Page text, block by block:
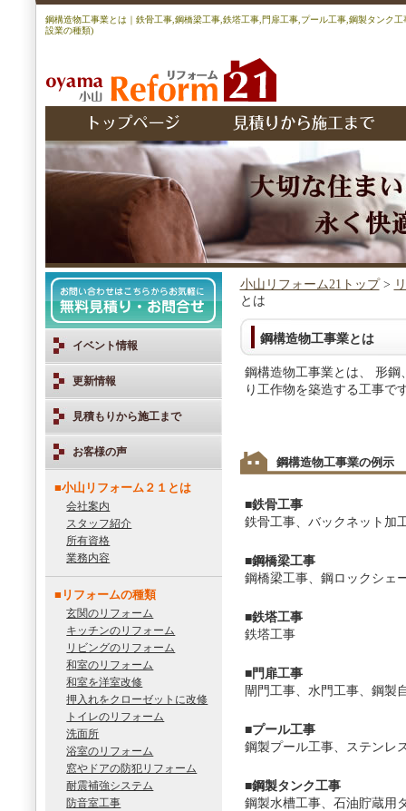
鋼構造物工事業とは｜鉄骨工事,鋼橋梁工事,鉄塔工事,門扉工事,プール工事,鋼製タンク
設業の種類)
イベント情報
更新情報
見積もりから施工まで
お客様の声
■小山リフォーム２１とは
会社案内
スタッフ紹介
所有資格
業務内容
■リフォームの種類
玄関のリフォーム
キッチンのリフォーム
リビングのリフォーム
和室のリフォーム
和室を洋室改修
押入れをクローゼットに改修
トイレのリフォーム
洗面所
浴室のリフォーム
窓やドアの防犯リフォーム
耐震補強システム
防音室工事
小山リフォーム21トップ>
とは
鋼構造物工事業とは
鋼構造物工事業とは、 形
り工作物を築造する工事で
鋼構造物工事業の例示
■鉄骨工事
鉄骨工事、バックネット加
■鋼橋梁工事
鋼橋梁工事、鋼ロックシェ
■鉄塔工事
鉄塔工事
■門扉工事
閘門工事、水門工事、鋼製
■プール工事
鋼製プール工事、ステンレ
■鋼製タンク工事
鋼製水槽工事、石油貯蔵用